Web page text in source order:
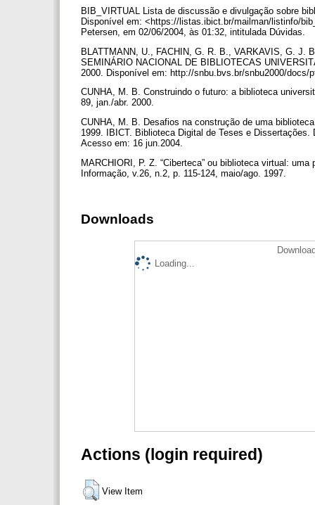
BIB_VIRTUAL Lista de discussão e divulgação sobre
Disponível em: <https://listas.ibict.br/mailman/listinfo/
Petersen, em 02/06/2004, às 01:32, intitulada Dúvidas.
BLATTMANN, U., FACHIN, G. R. B., VARKAVIS, G. J.
SEMINÁRIO NACIONAL DE BIBLIOTECAS
2000. Disponível em: http://snbu.bvs.br/snbu2000/docs/
CUNHA, M. B. Construindo o futuro: a biblioteca
89, jan./abr. 2000.
CUNHA, M. B. Desafios na construção de uma
1999. IBICT. Biblioteca Digital de Teses e
Acesso em: 16 jun.2004.
MARCHIORI, P. Z. “Ciberteca” ou biblioteca virtual:
Informação, v.26, n.2, p. 115-124, maio/ago. 1997.
Downloads
Loading...
Actions (login required)
View Item